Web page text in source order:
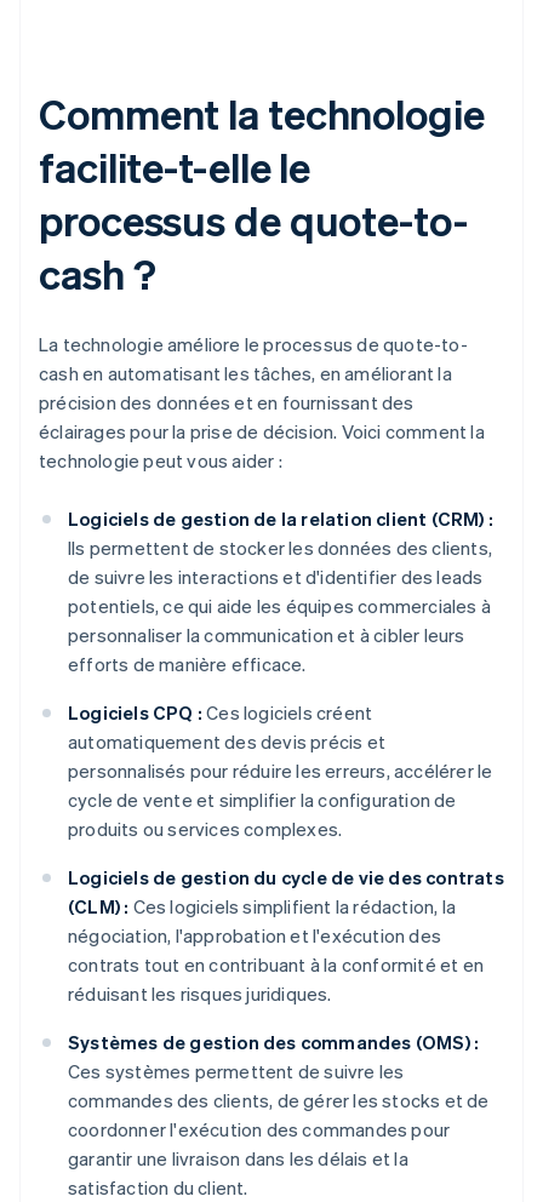
Comment la technologie
facilite-t-elle le
processus de quote-to-
cash ?
La technologie améliore le processus de quote-to-
cash en automatisant les tâches, en améliorant la
précision des données et en fournissant des
éclairages pour la prise de décision. Voici comment la
technologie peut vous aider :
Logiciels de gestion de la relation client (CRM) :
Ils permettent de stocker les données des clients,
de suivre les interactions et d'identifier des leads
potentiels, ce qui aide les équipes commerciales à
personnaliser la communication et à cibler leurs
efforts de manière efficace.
Logiciels CPQ : Ces logiciels créent
automatiquement des devis précis et
personnalisés pour réduire les erreurs, accélérer le
cycle de vente et simplifier la configuration de
produits ou services complexes.
Logiciels de gestion du cycle de vie des contrats
(CLM) : Ces logiciels simplifient la rédaction, la
négociation, l'approbation et l'exécution des
contrats tout en contribuant à la conformité et en
réduisant les risques juridiques.
Systèmes de gestion des commandes (OMS) :
Ces systèmes permettent de suivre les
commandes des clients, de gérer les stocks et de
coordonner l'exécution des commandes pour
garantir une livraison dans les délais et la
satisfaction du client.